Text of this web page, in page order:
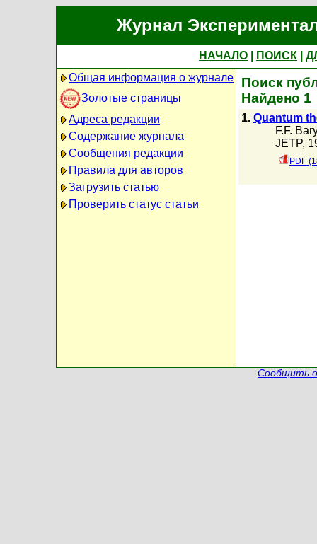
Журнал
НАЧАЛО ПОИСК
Общая информация о журнале
Золотые страницы
Адреса редакции
Содержание журнала
Сообщения редакции
Правила для авторов
Загрузить статью
Проверить статус статьи
Поиск
Найдено 1
1. Quantum
F.F.
JETP,
PDF
Сообщить о